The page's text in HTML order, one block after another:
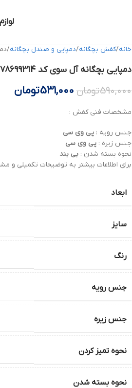
خانه کفش بچگانه دمپایی و صندل بچگانه
دمپایی بچگانه آل سوی کد 78699314 کفش ملی
590,000تومان 531,000تومان
مشخصات فنی کفش :
جنس رویه : پی وی سی
جنس زیره : پی وی سی
نحوه بسته شدن : بی بند
برای اطلاعات بیشتر به توضیحات تکمیلی و
ابعاد
سایز
رنگ
جنس رویه
جنس زیره
نحوه تمیز کردن
نحوه بسته شدن